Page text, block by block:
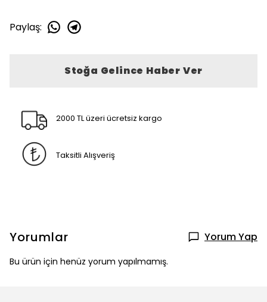
Paylaş:
Stoğa Gelince Haber Ver
2000 TL üzeri ücretsiz kargo
Taksitli Alışveriş
Yorumlar Yorum Yap
Bu ürün için henüz yorum yapılmamış.